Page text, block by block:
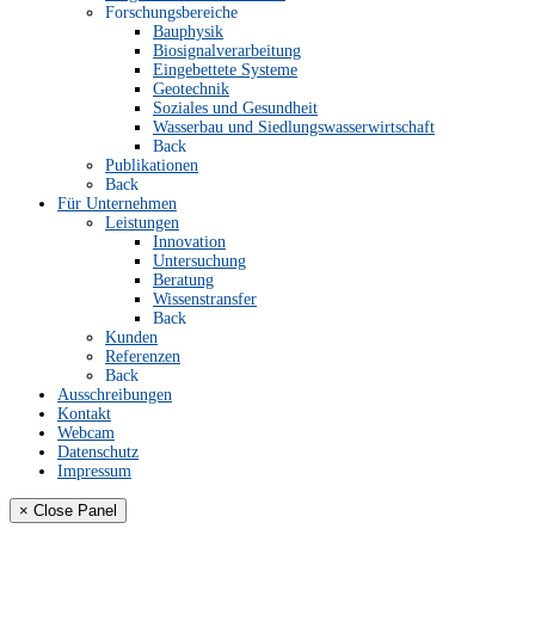
Forschungsbereiche
Bauphysik
Biosignalverarbeitung
Eingebettete Systeme
Geotechnik
Soziales und Gesundheit
Wasserbau und Siedlungswasserwirtschaft
Back
Publikationen
Back
Für Unternehmen
Leistungen
Innovation
Untersuchung
Beratung
Wissenstransfer
Back
Kunden
Referenzen
Back
Ausschreibungen
Kontakt
Webcam
Datenschutz
Impressum
× Close Panel